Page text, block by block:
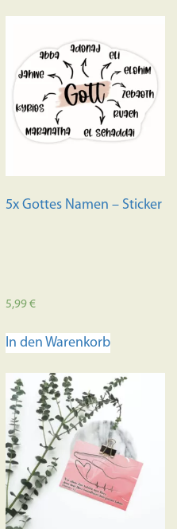
auf.
Die
können
gewählt
5x Gottes Namen – Sticker
5,99€
In den Warenkorb